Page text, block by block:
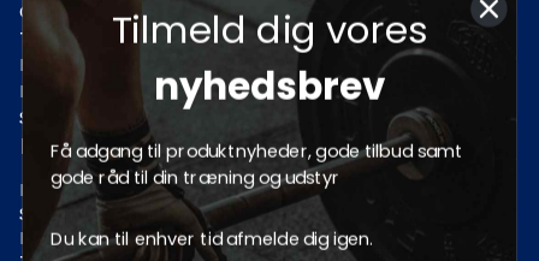
Onsdag:
10:00 – 17:30
Torsdag:
10:00 – 17:30
Fredag:
10:00 – 17:30
Lørdag:
10:00 – 14:00
Søndag: Lukket
Kategorier
Motion
Styrketræning
Fitness
Tilmeld dig vores
nyhedsbrev
Få adgang til produktnyheder, gode tilbud samt
gode råd til din træning og udstyr
Du kan til enhver tid afmelde dig igen.